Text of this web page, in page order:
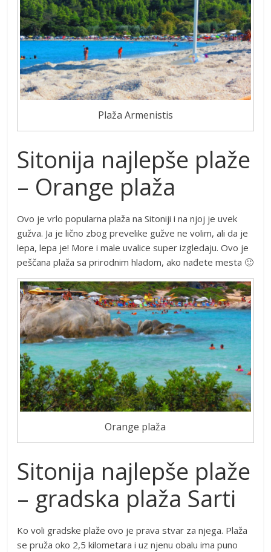
Plaža Armenistis
Sitonija najlepše plaže
– Orange plaža
Ovo je vrlo popularna plaža na Sitoniji i na njoj je uvek
gužva. Ja je lično zbog prevelike gužve ne volim, ali da je
lepa, lepa je! More i male uvalice super izgledaju. Ovo je
peščana plaža sa prirodnim hladom, ako nađete mesta 🙂
Orange plaža
Sitonija najlepše plaže
– gradska plaža Sarti
Ko voli gradske plaže ovo je prava stvar za njega. Plaža
se pruža oko 2,5 kilometara i uz njenu obalu ima puno